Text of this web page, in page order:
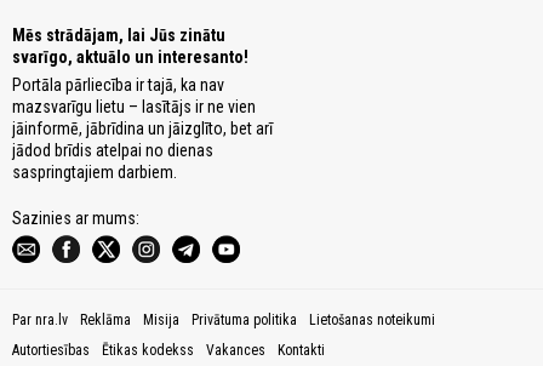
Mēs strādājam, lai Jūs zinātu
svarīgo, aktuālo un interesanto!
Portāla pārliecība ir tajā, ka nav
mazsvarīgu lietu – lasītājs ir ne vien
jāinformē, jābrīdina un jāizglīto, bet arī
jādod brīdis atelpai no dienas
saspringtajiem darbiem.
Sazinies ar mums:
Par nra.lv Reklāma Misija Privātuma politika
Lietošanas noteikumi
Autortiesības
Ētikas kodekss Vakances Kontakti